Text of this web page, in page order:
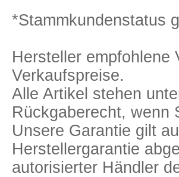
*Stammkundenstatus
Hersteller empfohlene
Verkaufspreise.
Alle Artikel stehen
Rückgaberecht, wenn
Unsere Garantie gilt
Herstellergarantie
autorisierter Händler